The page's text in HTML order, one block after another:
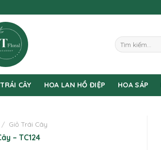
Tìm
kiếm:
CÂY HOA LAN HỒ ĐIỆP HOA SÁP
/ Giỏ Trái Cây
– TC124